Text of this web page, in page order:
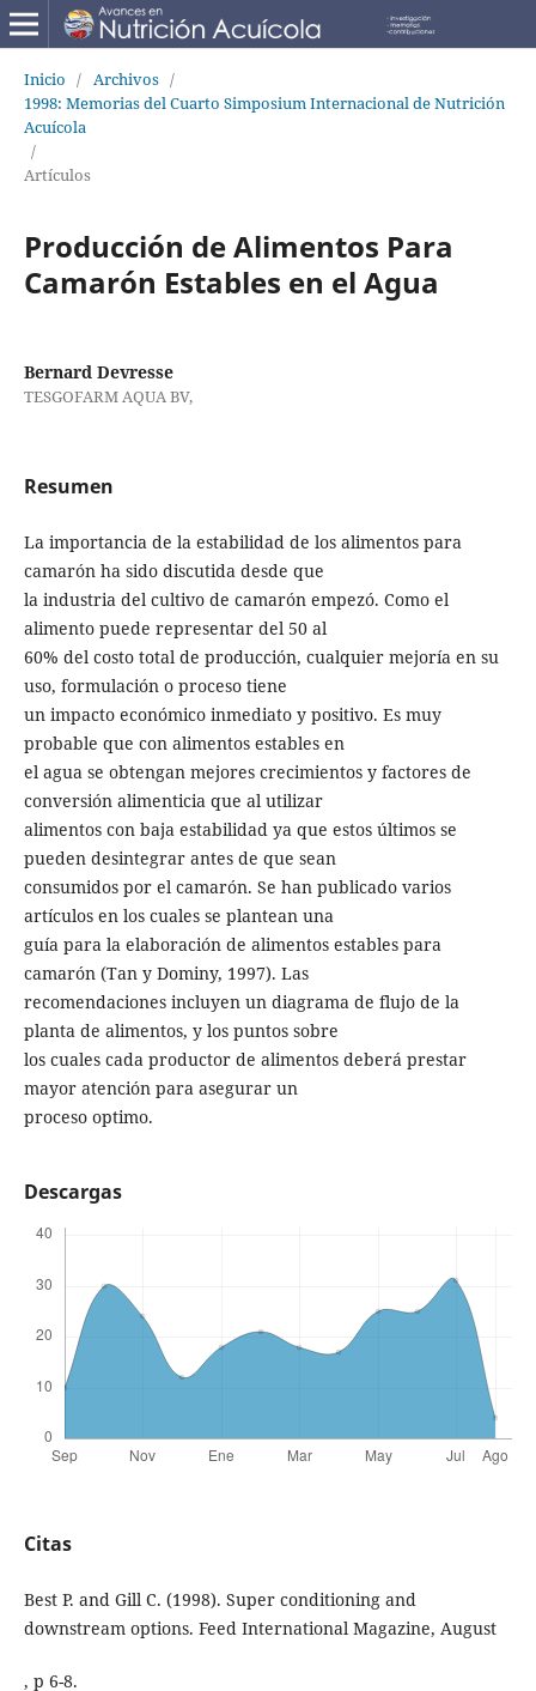
Inicio / Archivos /
1998: Memorias del Cuarto Simposium Internacional de Nutrición
Acuícola
/
Artículos
Producción de Alimentos Para
Camarón Estables en el Agua
Bernard Devresse
TESGOFARM AQUA BV,
Resumen
La importancia de la estabilidad de los alimentos para
camarón ha sido discutida desde que
la industria del cultivo de camarón empezó. Como el
alimento puede representar del 50 al
60% del costo total de producción, cualquier mejoría en su
uso, formulación o proceso tiene
un impacto económico inmediato y positivo. Es muy
probable que con alimentos estables en
el agua se obtengan mejores crecimientos y factores de
conversión alimenticia que al utilizar
alimentos con baja estabilidad ya que estos últimos se
pueden desintegrar antes de que sean
consumidos por el camarón. Se han publicado varios
artículos en los cuales se plantean una
guía para la elaboración de alimentos estables para
camarón (Tan y Dominy, 1997). Las
recomendaciones incluyen un diagrama de flujo de la
planta de alimentos, y los puntos sobre
los cuales cada productor de alimentos deberá prestar
mayor atención para asegurar un
proceso optimo.
Descargas
Citas
Best P. and Gill C. (1998). Super conditioning and
downstream options. Feed International Magazine, August
, p 6-8.